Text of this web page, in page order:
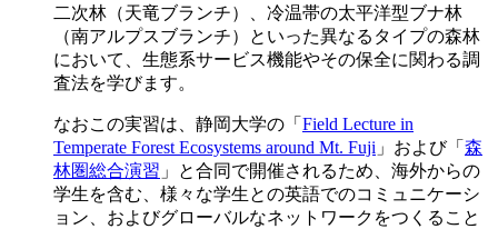
二次林（天竜ブランチ）、冷温帯の太平洋型ブナ林
（南アルプスブランチ）といった異なるタイプの森林
において、生態系サービス機能やその保全に関わる調
査法を学びます。
なおこの実習は、静岡大学の「 Field Lecture in
Temperate Forest Ecosystems around Mt. Fuji 」および「 森
林圏総合演習 」と合同で開催されるため、海外からの
学生を含む、様々な学生との英語でのコミュニケーシ
ョン、およびグローバルなネットワークをつくること